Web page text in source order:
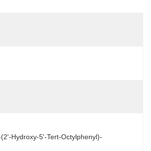
Hydroxy-5'-Tert-Octylphenyl)-